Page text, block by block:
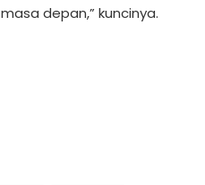
depan,” kuncinya.